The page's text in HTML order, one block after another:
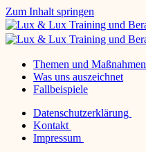
Zum Inhalt springen
Themen und Maßnahmen
Was uns auszeichnet
Fallbeispiele
Datenschutzerklärung
Kontakt
Impressum